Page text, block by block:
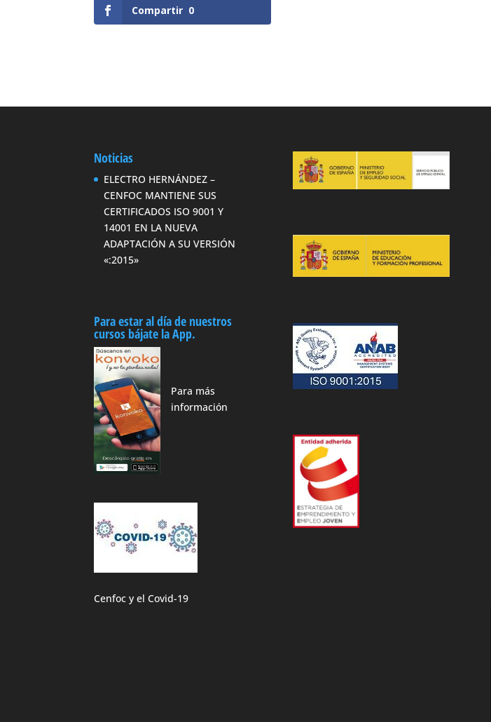
Compartir 0
Noticias
ELECTRO HERNÁNDEZ –
CENFOC MANTIENE SUS
CERTIFICADOS ISO 9001 Y
14001 EN LA NUEVA
ADAPTACIÓN A SU VERSIÓN
«:2015»
Para estar al día de nuestros
cursos bájate la App.
Para más
información
Cenfoc y el Covid-19